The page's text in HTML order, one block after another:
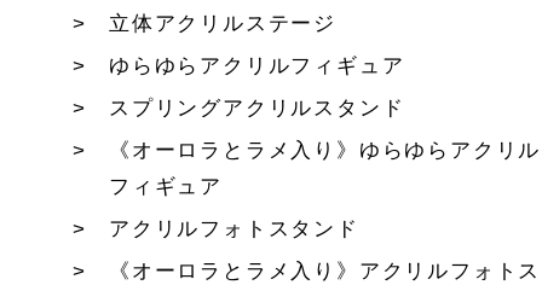
立体アクリルステージ
ゆらゆらアクリルフィギュア
スプリングアクリルスタンド
《オーロラとラメ入り》ゆらゆらアクリル
フィギュア
アクリルフォトスタンド
《オーロラとラメ入り》アクリルフォトス